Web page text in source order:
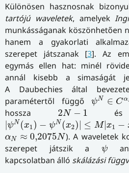
Különösen hasznosnak
tartójú waveletek, amelyek
munkásságanak köszönhetően
hanem a gyakorlati
szerepet játszanak [3]. Az
egymás ellen hat: minél
annál kisebb a simaságát
A Daubechies által
paramétertől függőψN ∈ Cα
ψN∈Cα
hossza 2N − 1
2N−1
és
ψN (x1) − ψN (x2) ≤ M|x1 −
|ψN(x 1 ψN(x )| ≤M|x −x
αN ≈ 0,2075N
αN ≈0,2075N ). A waveletek
szerepet játszik a
ψ
ψ
kapcsolatban álló skálázási